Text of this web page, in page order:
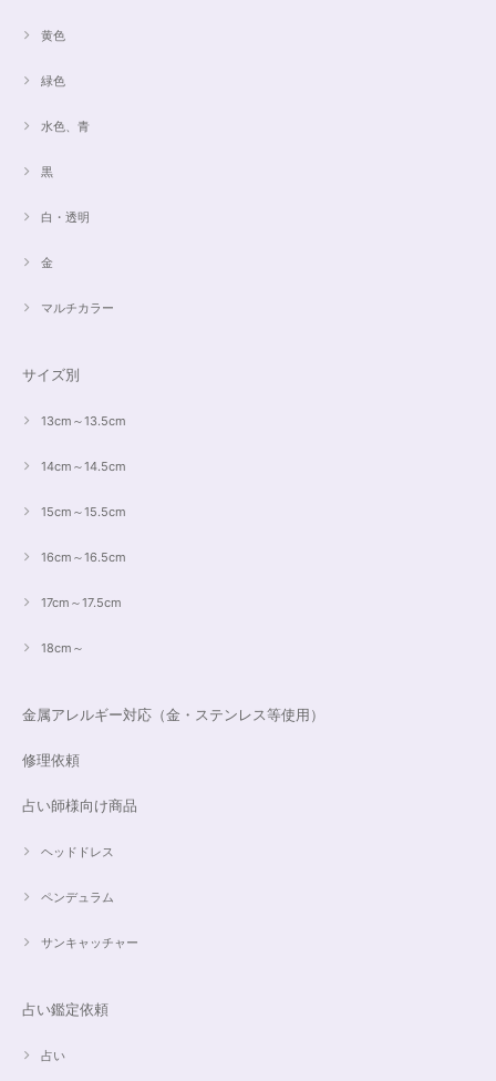
黄色
緑色
水色、青
黒
白・透明
金
マルチカラー
サイズ別
13cm～13.5cm
14cm～14.5cm
15cm～15.5cm
16cm～16.5cm
17cm～17.5cm
18cm～
金属アレルギー対応（金・ステンレス等使用）
修理依頼
占い師様向け商品
ヘッドドレス
ペンデュラム
サンキャッチャー
占い鑑定依頼
占い